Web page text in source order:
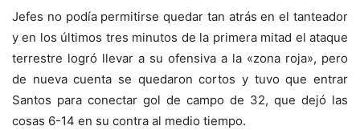
Jefes no podía permitirse quedar tan atrás en el tanteador
y en los últimos tres minutos de la primera mitad el ataque
terrestre logró llevar a su ofensiva a la «zona roja», pero
de nueva cuenta se quedaron cortos y tuvo que entrar
Santos para conectar gol de campo de 32, que dejó las
cosas 6-14 en su contra al medio tiempo.